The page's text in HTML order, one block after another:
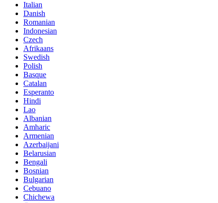
Italian
Danish
Romanian
Indonesian
Czech
Afrikaans
Swedish
Polish
Basque
Catalan
Esperanto
Hindi
Lao
Albanian
Amharic
Armenian
Azerbaijani
Belarusian
Bengali
Bosnian
Bulgarian
Cebuano
Chichewa